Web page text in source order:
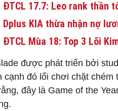
ĐTCL 17.7: Leo rank thần
Dplus KIA thừa nhận nợ
ĐTCL Mùa 18: Top 3 Lõi
được phát triển bởi
cạnh đó lối chơi chặt
đây là Game of the